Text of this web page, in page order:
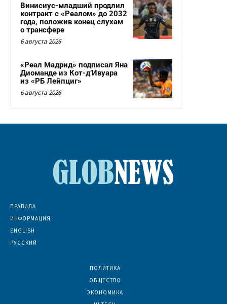
Винисиус-младший продлил
контракт с «Реалом» до 2032
года, положив конец слухам
о трансфере
6 августа 2026
«Реал Мадрид» подписал Яна
Диоманде из Кот-д’Ивуара
из «РБ Лейпциг»
6 августа 2026
ПРАВИЛА
ИНФОРМАЦИЯ
ENGLISH
РУССКИЙ
ПОЛИТИКА
ОБЩЕСТВО
ЭКОНОМИКА